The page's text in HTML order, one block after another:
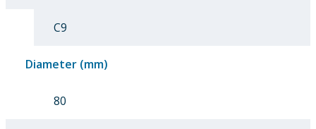
C9
Diameter (mm)
80